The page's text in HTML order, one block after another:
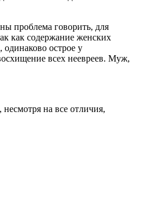
проблема говорить, для
как содержание женских
острое у
всех неевреев. Муж,
на все отличия,